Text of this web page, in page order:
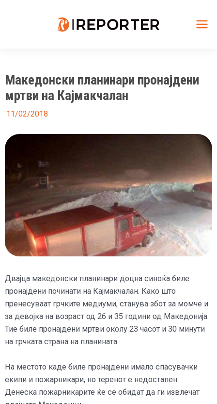
Македонски планинари пронајдени
мртви на Кајмакчалан
11/02/2018
Двајца македонски планинари доцна синоќа биле
пронајдени починати на Кајмакчалан. Како што
пренесуваат грчките медиуми, станува збот за момче и
за девојка на возраст од 26 и 35 години од Македонија.
Тие биле пронајдени мртви околу 23 часот и 30 минути
на грчката страна на планината.
На местото каде биле пронајдени имало спасувачки
екипи и пожарникари, но теренот е недостапен.
Денеска пожарникарите ќе се обидат да ги извлечат